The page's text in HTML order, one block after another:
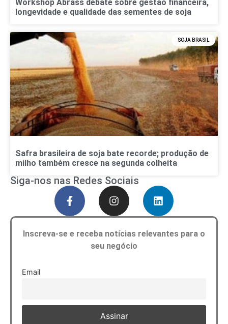
Workshop Abrass debate sobre gestão financeira,
longevidade e qualidade das sementes de soja
SOJA BRASIL
Safra brasileira de soja bate recorde; produção de
milho também cresce na segunda colheita
Siga-nos nas Redes Sociais
Inscreva-se e receba notícias relevantes para o
seu negócio
Email